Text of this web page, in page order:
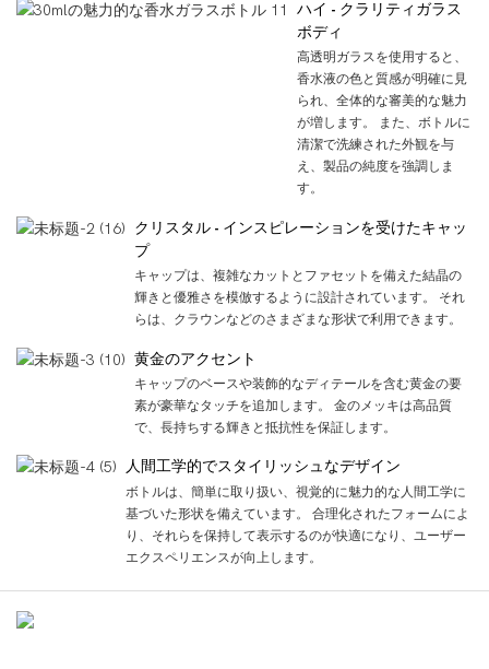
ハイ - クラリティガラス
ボディ
高透明ガラスを使用すると、
香水液の色と質感が明確に見
られ、全体的な審美的な魅力
が増します。 また、ボトルに
清潔で洗練された外観を与
え、製品の純度を強調しま
す。
クリスタル - インスピレーションを受けたキャッ
プ
キャップは、複雑なカットとファセットを備えた結晶の
輝きと優雅さを模倣するように設計されています。 それ
らは、クラウンなどのさまざまな形状で利用できます。
黄金のアクセント
キャップのベースや装飾的なディテールを含む黄金の要
素が豪華なタッチを追加します。 金のメッキは高品質
で、長持ちする輝きと抵抗性を保証します。
人間工学的でスタイリッシュなデザイン
ボトルは、簡単に取り扱い、視覚的に魅力的な人間工学に
基づいた形状を備えています。 合理化されたフォームによ
り、それらを保持して表示するのが快適になり、ユーザー
エクスペリエンスが向上します。